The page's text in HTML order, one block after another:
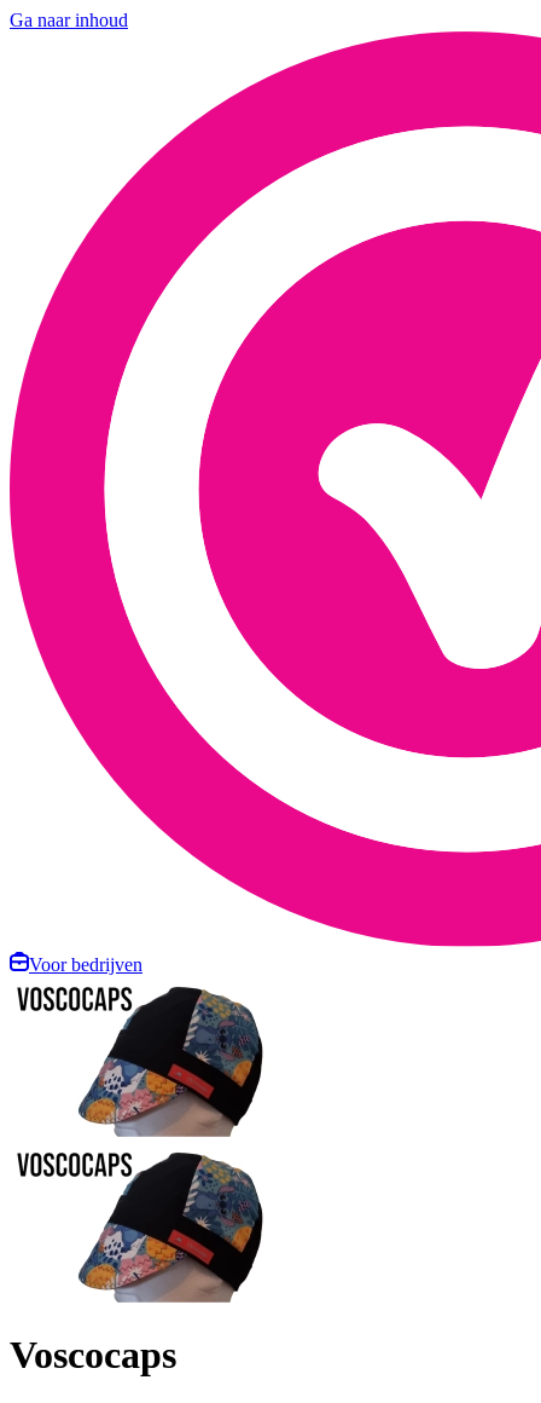
Ga naar inhoud
Voor bedrijven
Voscocaps